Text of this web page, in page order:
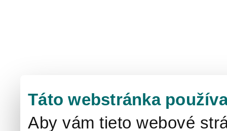
Táto webstránka
Aby vám tieto webové